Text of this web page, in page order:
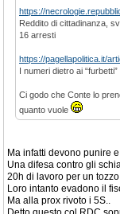
https://
Reddito di cittadinanza,
16 arresti
https://pagellapolitica.it/
I numeri dietro ai
Ci godo che Conte lo
quanto vuole
Ma infatti devono punire
Una difesa contro gli
20h di lavoro per un
Loro intanto evadono il
Ma alla prox rivoto i 5S..